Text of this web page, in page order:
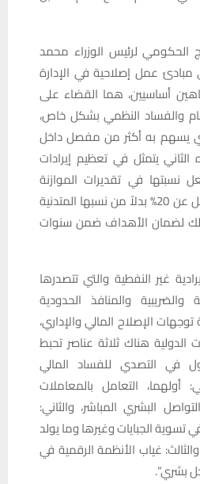
الحكومي لرئيس الوزراء محمد
مبادئ عمل إصلاحية في الإدارة
أساسيين، هما القضاء على
والفساد النظمي بشكل خاص،
يسهم به أكثر من مفصل داخل
الثاني يتمثل في تعظيم إيرادات
نسبتها في تقديرات الموازنة
العامة الاتحادية بما لايقل عن 20%؜ بدلاً من نسبها المتدنية
ذلك لضمان الأهداف ضمن سنوات
غير النفطية والتي تتصدرها
والضريبية والمنافذ الحدودية
الإصلاح المالي والإداري،
هناك ثلاثة عناصر تحبط
في التصدي للفساد المالي
أولهما، التعامل بالمعاملات
البشري المباشر، والثاني:
تسوية الجبايات وغيرها وما يولد
غياب الأنظمة الرقمية في
بشري”.